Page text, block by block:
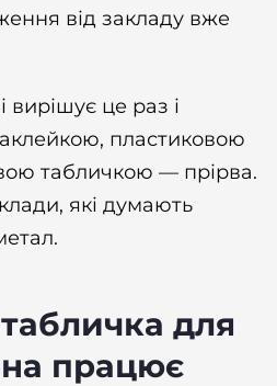
від закладу вже
вирішує це раз і
пластиковою
табличкою — прірва.
які думають
для
працює